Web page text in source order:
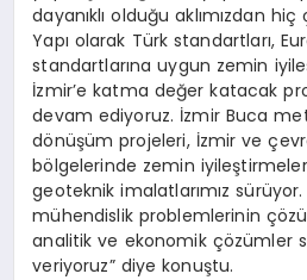
dayanıklı olduğu aklımızdan hiç
Yapı olarak Türk standartları,
standartlarına uygun zemin
İzmir’e katma değer katacak
devam ediyoruz. İzmir Buca
dönüşüm projeleri, İzmir ve
bölgelerinde zemin
geoteknik imalatlarımız
mühendislik problemlerinin
analitik ve ekonomik çözümler
veriyoruz” diye konuştu.